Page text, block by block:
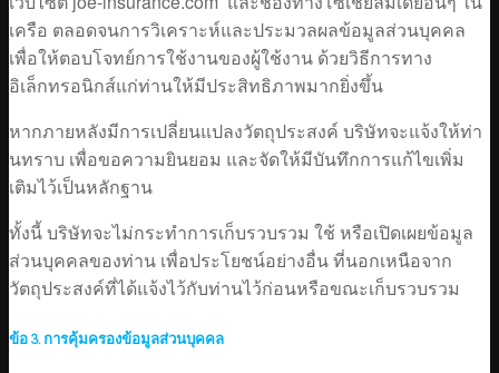
เครือ ตลอดจนการวิเคราะห์และประมวลผลข้อมูลส่วนบุคคล
เพื่อให้ตอบโจทย์การใช้งานของผู้ใช้งาน ด้วยวิธีการทาง
อิเล็กทรอนิกส์แก่ท่านให้มีประสิทธิภาพมากยิ่งขึ้น
หากภายหลังมีการเปลี่ยนแปลงวัตถุประสงค์ บริษัทจะแจ้งให้ท่า
นทราบ เพื่อขอความยินยอม และจัดให้มีบันทึกการแก้ไขเพิ่ม
เติมไว้เป็นหลักฐาน
ทั้งนี้ บริษัทจะไม่กระทำการเก็บรวบรวม ใช้ หรือเปิดเผยข้อมูล
ส่วนบุคคลของท่าน เพื่อประโยชน์อย่างอื่น ที่นอกเหนือจาก
วัตถุประสงค์ที่ได้แจ้งไว้กับท่านไว้ก่อนหรือขณะเก็บรวบรวม
ข้อ 3. การคุ้มครองข้อมูลส่วนบุคคล